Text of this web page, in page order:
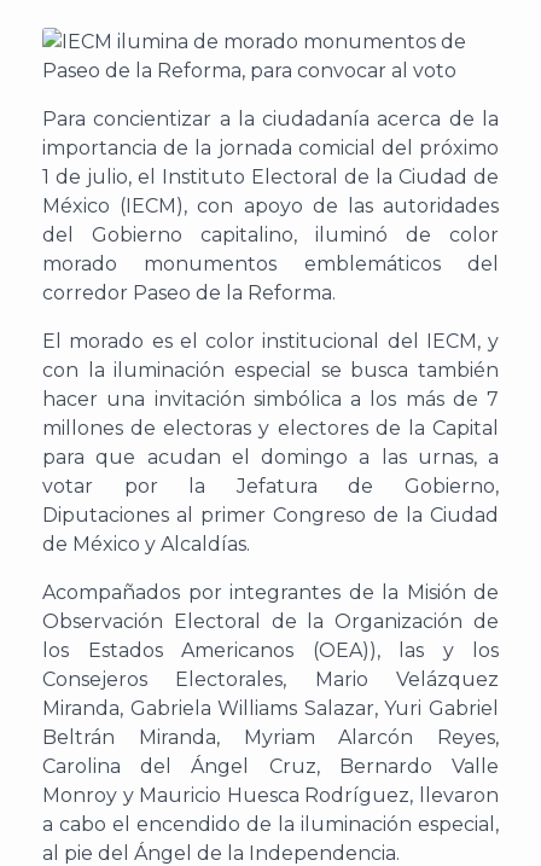
Para concientizar a la ciudadanía acerca de la
importancia de la jornada comicial del próximo
1 de julio, el Instituto Electoral de la Ciudad de
México (IECM), con apoyo de las autoridades
del Gobierno capitalino, iluminó de color
morado monumentos emblemáticos del
corredor Paseo de la Reforma.
El morado es el color institucional del IECM, y
con la iluminación especial se busca también
hacer una invitación simbólica a los más de 7
millones de electoras y electores de la Capital
para que acudan el domingo a las urnas, a
votar por la Jefatura de Gobierno,
Diputaciones al primer Congreso de la Ciudad
de México y Alcaldías.
Acompañados por integrantes de la Misión de
Observación Electoral de la Organización de
los Estados Americanos (OEA)), las y los
Consejeros Electorales, Mario Velázquez
Miranda, Gabriela Williams Salazar, Yuri Gabriel
Beltrán Miranda, Myriam Alarcón Reyes,
Carolina del Ángel Cruz, Bernardo Valle
Monroy y Mauricio Huesca Rodríguez, llevaron
a cabo el encendido de la iluminación especial,
al pie del Ángel de la Independencia.